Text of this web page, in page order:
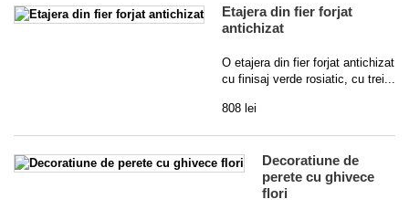
Etajera din fier forjat
antichizat
O etajera din fier forjat antichizat
cu finisaj verde rosiatic, cu trei...
808 lei
Decoratiune de
perete cu ghivece
flori